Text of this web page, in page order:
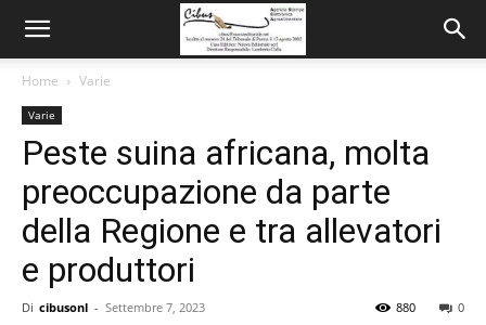
Home Varie
Varie
Peste suina africana, molta
preoccupazione da parte
della Regione e tra allevatori
e produttori
Di cibusonl - Settembre 7, 2023 0
880